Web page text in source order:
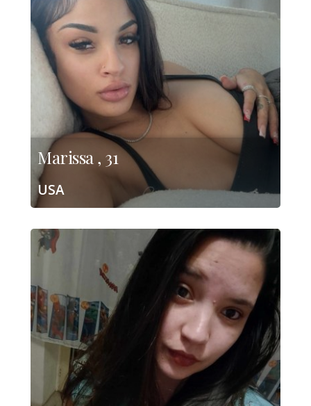
Marissa , 31
USA